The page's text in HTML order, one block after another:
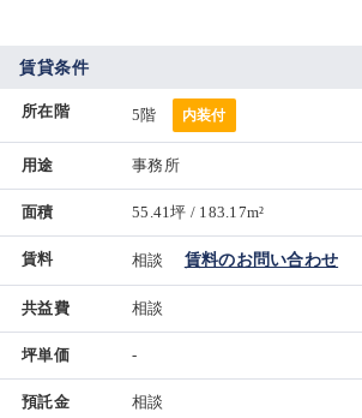
賃貸条件
所在階 5階 内装付
用途 事務所
面積 55.41坪 / 183.17m²
賃料 相談 賃料のお問い合わせ
共益費 相談
坪単価 -
預託金 相談